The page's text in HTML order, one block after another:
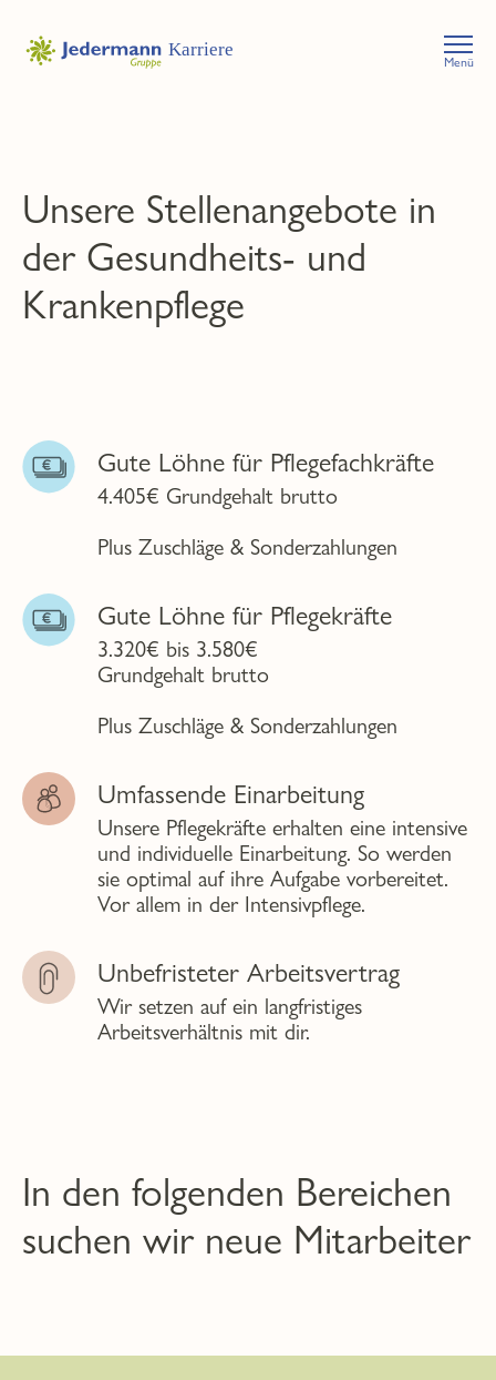
Menü
Unsere Stellenangebote in
der Gesundheits- und
Krankenpflege
Gute Löhne für Pflegefachkräfte
4.405€ Grundgehalt brutto
Plus Zuschläge & Sonderzahlungen
Gute Löhne für Pflegekräfte
3.320€ bis 3.580€
Grundgehalt brutto
Plus Zuschläge & Sonderzahlungen
Umfassende Einarbeitung
Unsere Pflegekräfte erhalten eine intensive
und individuelle Einarbeitung. So werden
sie optimal auf ihre Aufgabe vorbereitet.
Vor allem in der Intensivpflege.
Unbefristeter Arbeitsvertrag
Wir setzen auf ein langfristiges
Arbeitsverhältnis mit dir.
In den folgenden Bereichen
suchen wir neue Mitarbeiter